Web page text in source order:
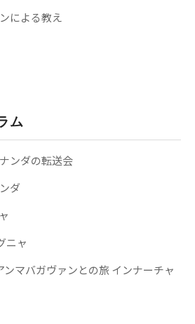
による教え
ム
ンダの転送会
ダ
ニャ
マバガヴァンとの旅 インナーチャ